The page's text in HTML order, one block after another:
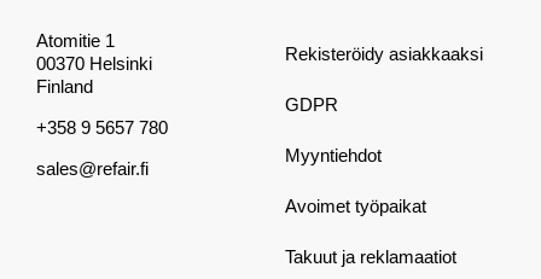
Atomitie 1
00370 Helsinki
Finland
+358 9 5657 780
sales@refair.fi
Rekisteröidy asiakkaaksi
GDPR
Myyntiehdot
Avoimet työpaikat
Takuut ja reklamaatiot